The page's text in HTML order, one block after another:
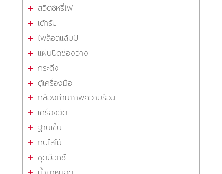
สวิตซ์หรี่ไฟ
เต้ารับ
ไพล็อตแล้มป์
แผ่นปิดช่องว่าง
กระดิ่ง
ตู้เครื่องมือ
กล้องถ่ายภาพความร้อน
เครื่องวัด
ฐานเข็น
กบไสไม้
ชุดบ๊อกซ์